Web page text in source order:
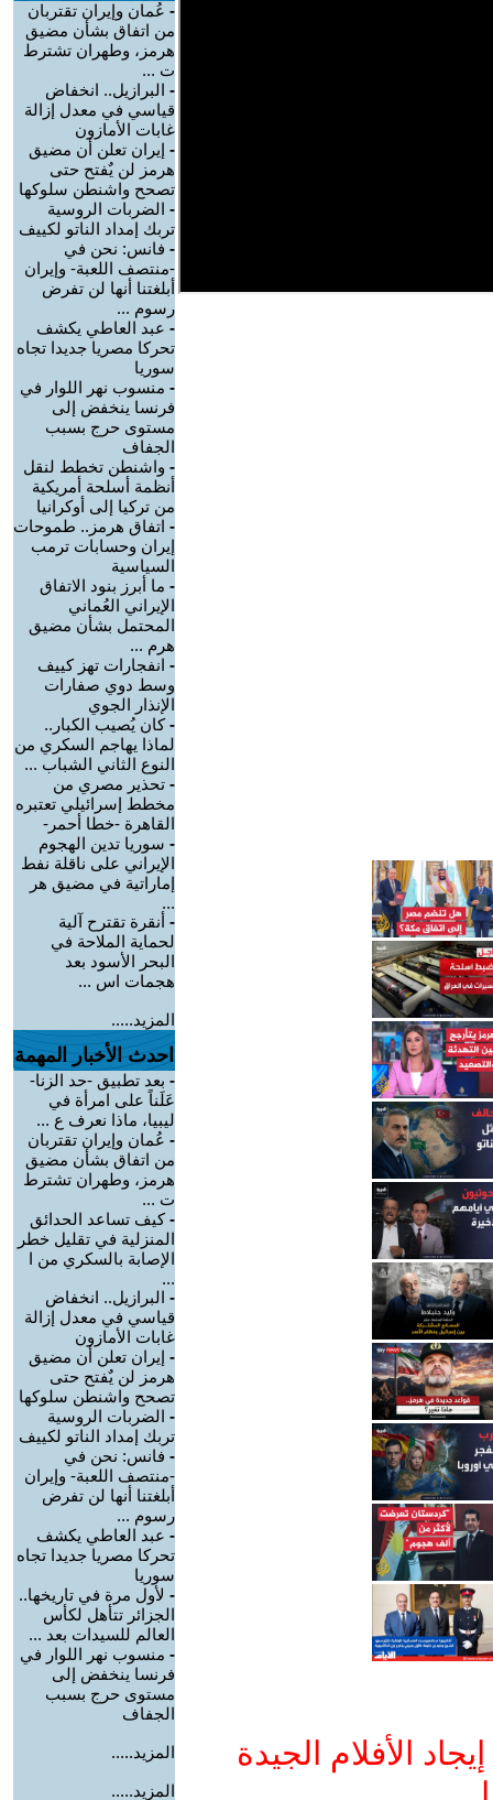
الأفلام الجيدة
- عُمان وإيران تقتربان
من اتفاق بشأن مضيق
هرمز، وطهران تشترط
ت ...
- البرازيل.. انخفاض
قياسي في معدل إزالة
غابات الأمازون
- إيران تعلن أن مضيق
هرمز لن يٌفتح حتى
تصحح واشنطن سلوكها
- الضربات الروسية
تربك إمداد الناتو لكييف
- فانس: نحن في
-منتصف اللعبة- وإيران
أبلغتنا أنها لن تفرض
رسوم ...
- عبد العاطي يكشف
تحركا مصريا جديدا تجاه
سوريا
- منسوب نهر اللوار في
فرنسا ينخفض إلى
مستوى حرج بسبب
الجفاف
- واشنطن تخطط لنقل
أنظمة أسلحة أمريكية
من تركيا إلى أوكرانيا
- اتفاق هرمز.. طموحات
إيران وحسابات ترمب
السياسية
- ما أبرز بنود الاتفاق
الإيراني العُماني
المحتمل بشأن مضيق
هرم ...
- انفجارات تهز كييف
وسط دوي صفارات
الإنذار الجوي
-كان يُصيب الكبار..
لماذا يهاجم السكري من
النوع الثاني الشباب ...
- تحذير مصري من
مخطط إسرائيلي تعتبره
القاهرة -خطا أحمر-
- سوريا تدين الهجوم
الإيراني على ناقلة نفط
إماراتية في مضيق هر
...
- أنقرة تقترح آلية
لحماية الملاحة في
البحر الأسود بعد
هجمات اس ...
المزيد.....
احدث الأخبار المهمة
- بعد تطبيق -حد الزنا-
عَلَناً على امرأة في
ليبيا، ماذا نعرف ع ...
- عُمان وإيران تقتربان
من اتفاق بشأن مضيق
هرمز، وطهران تشترط
ت ...
-كيف تساعد الحدائق
المنزلية في تقليل خطر
الإصابة بالسكري من ا
...
- البرازيل.. انخفاض
قياسي في معدل إزالة
غابات الأمازون
- إيران تعلن أن مضيق
هرمز لن يٌفتح حتى
تصحح واشنطن سلوكها
- الضربات الروسية
تربك إمداد الناتو لكييف
- فانس: نحن في
-منتصف اللعبة- وإيران
أبلغتنا أنها لن تفرض
رسوم ...
- عبد العاطي يكشف
تحركا مصريا جديدا تجاه
سوريا
- لأول مرة في تاريخها..
الجزائر تتأهل لكأس
العالم للسيدات بعد ...
- منسوب نهر اللوار في
فرنسا ينخفض إلى
مستوى حرج بسبب
الجفاف
المزيد.....
المزيد.....